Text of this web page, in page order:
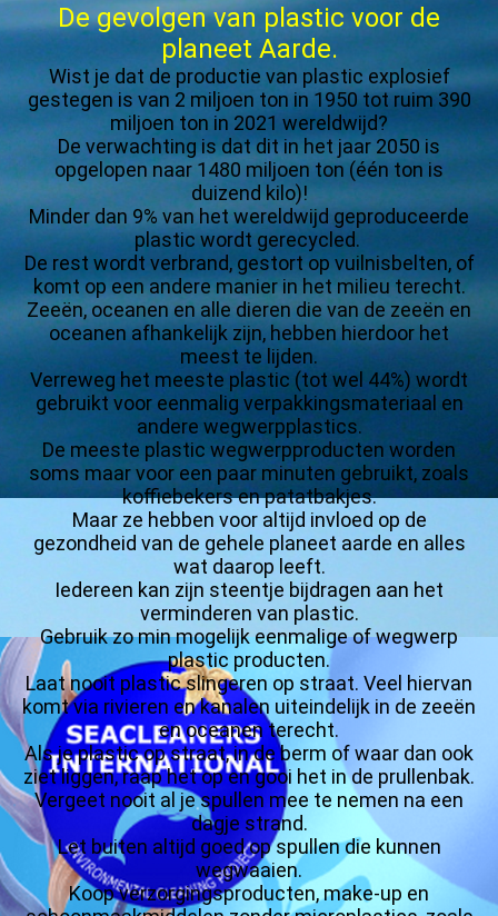
De gevolgen van plastic voor de
planeet Aarde.
Wist je dat de productie van plastic explosief
gestegen is van 2 miljoen ton in 1950 tot ruim 390
miljoen ton in 2021 wereldwijd?
De verwachting is dat dit in het jaar 2050 is
opgelopen naar 1480 miljoen ton (één ton is
duizend kilo)!
Minder dan 9% van het wereldwijd geproduceerde
plastic wordt gerecycled.
De rest wordt verbrand, gestort op vuilnisbelten, of
komt op een andere manier in het milieu terecht.
Zeeën, oceanen en alle dieren die van de zeeën en
oceanen afhankelijk zijn, hebben hierdoor het
meest te lijden.
Verreweg het meeste plastic (tot wel 44%) wordt
gebruikt voor eenmalig verpakkingsmateriaal en
andere wegwerpplastics.
De meeste plastic wegwerpproducten worden
soms maar voor een paar minuten gebruikt, zoals
koffiebekers en patatbakjes.
Maar ze hebben voor altijd invloed op de
gezondheid van de gehele planeet aarde en alles
wat daarop leeft.
Iedereen kan zijn steentje bijdragen aan het
verminderen van plastic.
Gebruik zo min mogelijk eenmalige of wegwerp
plastic producten.
Laat nooit plastic slingeren op straat. Veel hiervan
komt via rivieren en kanalen uiteindelijk in de zeeën
en oceanen terecht.
Als je plastic op straat, in de berm of waar dan ook
ziet liggen, raap het op en gooi het in de prullenbak.
Vergeet nooit al je spullen mee te nemen na een
dagje strand.
Let buiten altijd goed op spullen die kunnen
wegwaaien.
Koop verzorgingsproducten, make-up en